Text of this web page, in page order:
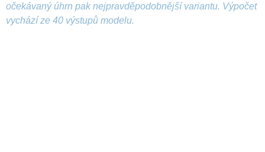
očekávaný úhrn pak nejpravděpodobnější variantu. Výpočet
vychází ze 40 výstupů modelu.